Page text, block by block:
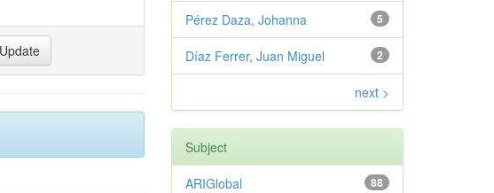
5
Pérez Daza, Johanna
2
Díaz Ferrer, Juan Miguel
next >
Subject
88
ARIGlobal